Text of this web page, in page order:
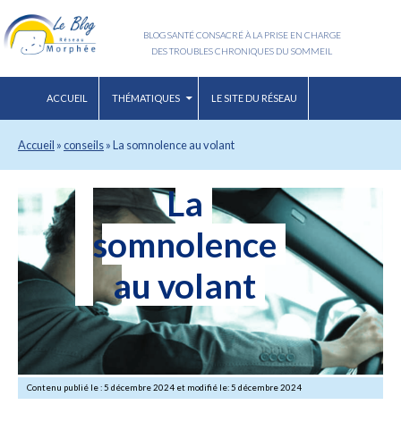
BLOG SANTÉ CONSACRÉ À LA PRISE EN CHARGE
DES TROUBLES CHRONIQUES DU SOMMEIL
ACCUEIL THÉMATIQUES LE SITE DU RÉSEAU
Accueil »conseils»La somnolence au volant
La
somnolence
au volant
Contenu publié le : 5 décembre 2024 et modifié le: 5 décembre 2024